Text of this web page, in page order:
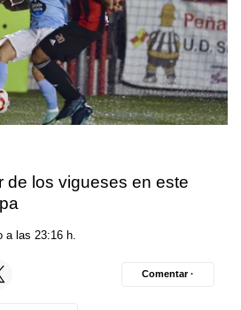
de los vigueses en este
las 23:16 h.
Comentar ·